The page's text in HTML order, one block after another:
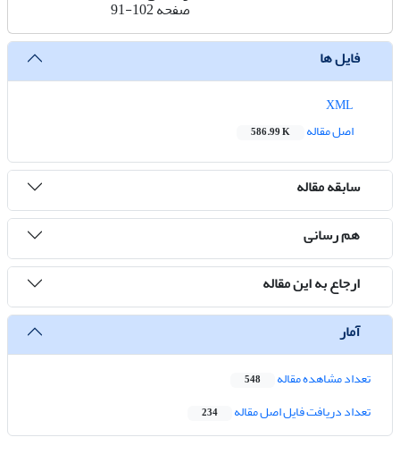
صفحه91-102
فایل ها
اصل مقاله
586.99 K
سابقه مقاله
هم رسانی
ارجاع به این مقاله
آمار
تعداد مشاهده مقاله 548
تعداد دریافت فایل اصل مقاله 234